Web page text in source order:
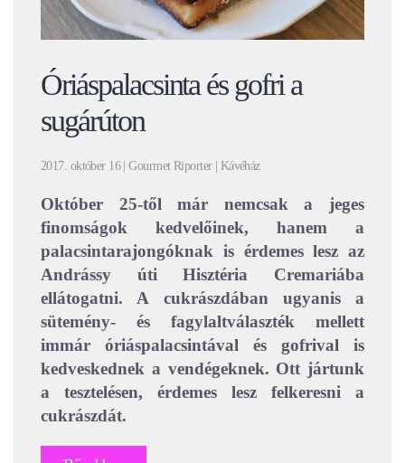
Óriáspalacsinta és gofri a
sugárúton
2017. október 16 | Gourmet Riporter | Kávéház
Október 25-től már nemcsak a jeges
finomságok kedvelőinek, hanem a
palacsintarajongóknak is érdemes lesz az
Andrássy úti Hisztéria Cremariába
ellátogatni. A cukrászdában ugyanis a
sütemény- és fagylaltválaszték mellett
immár óriáspalacsintával és gofrival is
kedveskednek a vendégeknek. Ott jártunk
a tesztelésen, érdemes lesz felkeresni a
cukrászdát.